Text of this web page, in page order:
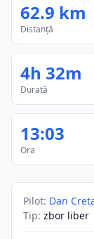
62.9 km
Distanță
4h 32m
Durată
13:03
Ora
Pilot: Dan
Tip: zbor liber